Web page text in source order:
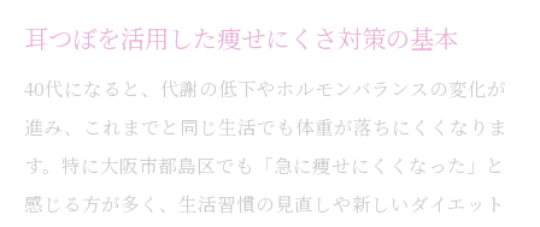
耳つぼを活用した痩せにくさ対策の基本
40代になると、代謝の低下やホルモンバランスの変化が
進み、これまでと同じ生活でも体重が落ちにくくなりま
す。特に大阪市都島区でも「急に痩せにくくなった」と
感じる方が多く、生活習慣の見直しや新しいダイエット